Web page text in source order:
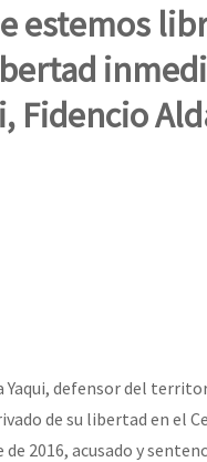
populações
populações e a natureza
estemos
Fidencio
defensor del
de su libertad en el
2016, acusado y